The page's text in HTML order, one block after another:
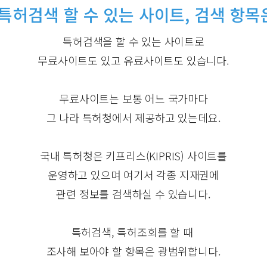
허검색 할 수 있는 사이트, 검색 항목
특허검색을 할 수 있는 사이트로
무료사이트도 있고 유료사이트도 있습니다.
무료사이트는 보통 어느 국가마다
그 나라 특허청에서 제공하고 있는데요.
국내 특허청은 키프리스(KIPRIS) 사이트를
운영하고 있으며 여기서 각종 지재권에
관련 정보를 검색하실 수 있습니다.
특허검색, 특허조회를 할 때
조사해 보아야 할 항목은 광범위합니다.